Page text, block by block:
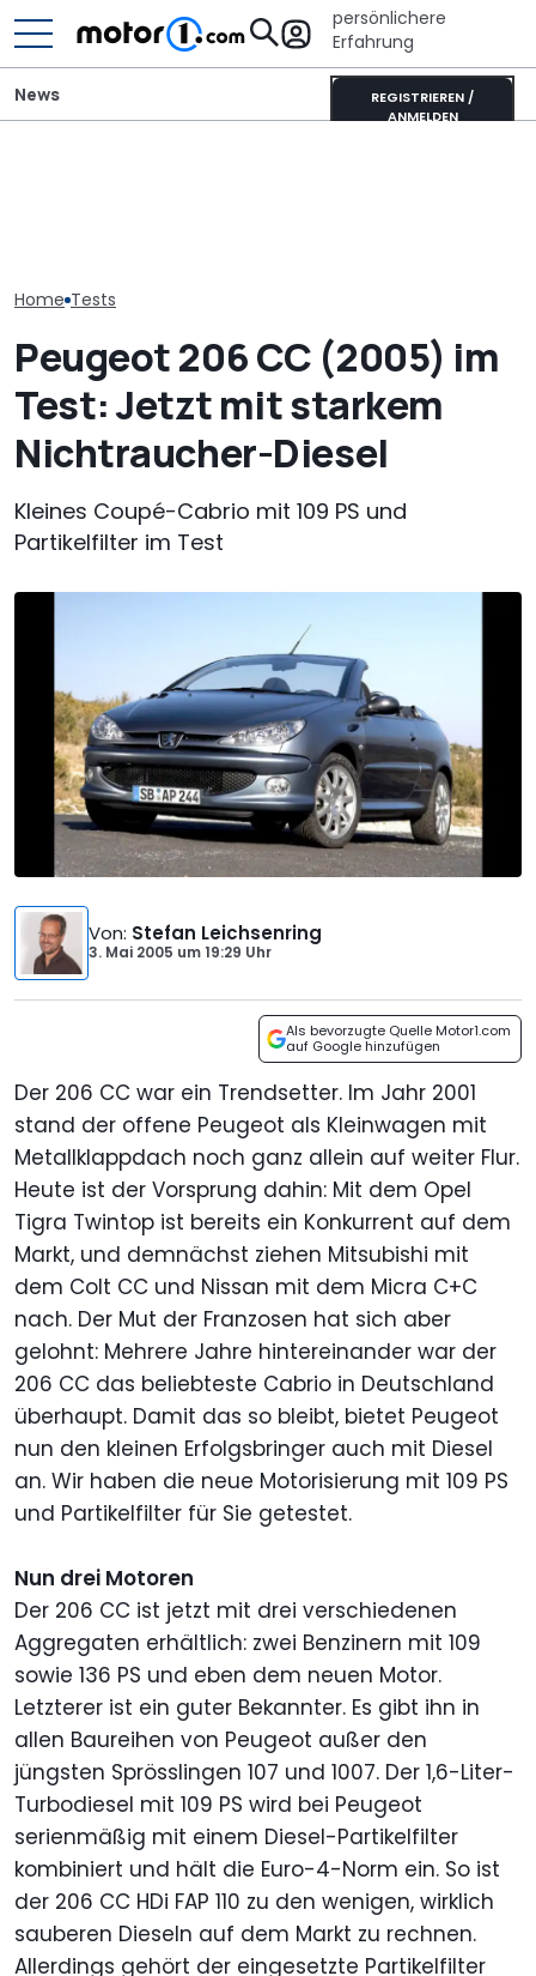
persönlichere
Erfahrung
REGISTRIEREN /
ANMELDEN
News
Home Tests
Peugeot 206 CC (2005) im
Test: Jetzt mit starkem
Nichtraucher-Diesel
Kleines Coupé-Cabrio mit 109 PS und
Partikelfilter im Test
Von: Stefan Leichsenring
3. Mai 2005 um19:29 Uhr
Als bevorzugte Quelle Motor1.com
auf Google hinzufügen
Der 206 CC war ein Trendsetter. Im Jahr 2001
stand der offene Peugeot als Kleinwagen mit
Metallklappdach noch ganz allein auf weiter Flur.
Heute ist der Vorsprung dahin: Mit dem Opel
Tigra Twintop ist bereits ein Konkurrent auf dem
Markt, und demnächst ziehen Mitsubishi mit
dem Colt CC und Nissan mit dem Micra C+C
nach. Der Mut der Franzosen hat sich aber
gelohnt: Mehrere Jahre hintereinander war der
206 CC das beliebteste Cabrio in Deutschland
überhaupt. Damit das so bleibt, bietet Peugeot
nun den kleinen Erfolgsbringer auch mit Diesel
an. Wir haben die neue Motorisierung mit 109 PS
und Partikelfilter für Sie getestet.
Nun drei Motoren
Der 206 CC ist jetzt mit drei verschiedenen
Aggregaten erhältlich: zwei Benzinern mit 109
sowie 136 PS und eben dem neuen Motor.
Letzterer ist ein guter Bekannter. Es gibt ihn in
allen Baureihen von Peugeot außer den
jüngsten Sprösslingen 107 und 1007. Der 1,6-Liter-
Turbodiesel mit 109 PS wird bei Peugeot
serienmäßig mit einem Diesel-Partikelfilter
kombiniert und hält die Euro-4-Norm ein. So ist
der 206 CC HDi FAP 110 zu den wenigen, wirklich
sauberen Dieseln auf dem Markt zu rechnen.
Allerdings gehört der eingesetzte Partikelfilter